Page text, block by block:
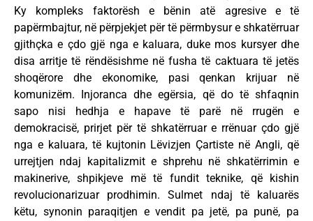
Ky kompleks faktorësh e bënin atë agresive e të
papërmbajtur, në përpjekjet për të përmbysur e shkatërruar
gjithçka e çdo gjë nga e kaluara, duke mos kursyer dhe
disa arritje të rëndësishme në fusha të caktuara të jetës
shoqërore dhe ekonomike, pasi qenkan krijuar në
komunizëm. Injoranca dhe egërsia, që do të shfaqnin
sapo nisi hedhja e hapave të parë në rrugën e
demokracisë, prirjet për të shkatërruar e rrënuar çdo gjë
nga e kaluara, të kujtonin Lëvizjen Çartiste në Angli, që
urrejtjen ndaj kapitalizmit e shprehu në shkatërrimin e
makinerive, shpikjeve më të fundit teknike, që kishin
revolucionarizuar prodhimin. Sulmet ndaj të kaluarës
këtu, synonin paraqitjen e vendit pa jetë, pa punë, pa